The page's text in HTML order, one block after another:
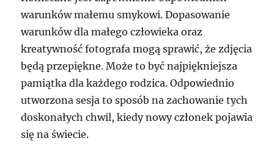
warunków małemu smykowi. Dopasowanie
warunków dla małego człowieka oraz
kreatywność fotografa mogą sprawić, że zdjęcia
będą przepiękne. Może to być najpiękniejsza
pamiątka dla każdego rodzica. Odpowiednio
utworzona sesja to sposób na zachowanie tych
doskonałych chwil, kiedy nowy członek pojawia
się na świecie.